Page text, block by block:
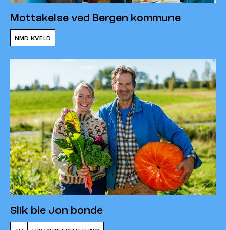
Mottakelse ved Bergen kommune
NMD KVELD
Slik ble Jon bonde